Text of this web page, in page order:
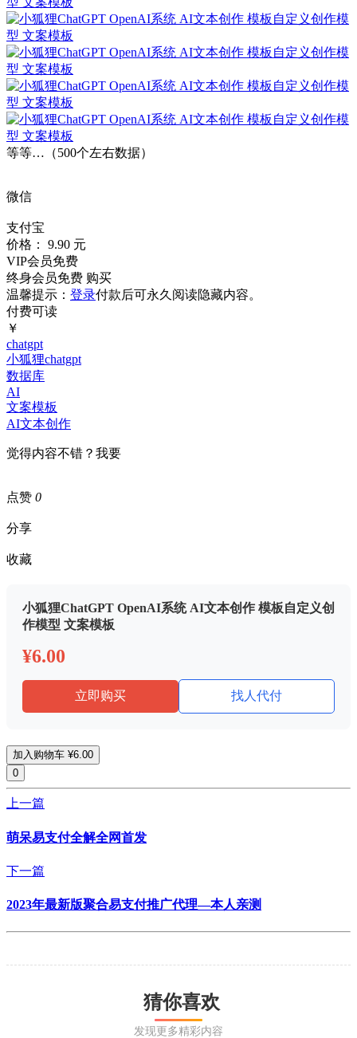
等等…（500个左右数据）
微信
支付宝
价格： 9.90 元
VIP会员免费
终身会员免费 购买
温馨提示： 登录付款后可永久阅读隐藏内容。
付费可读
￥
chatgpt
小狐狸chatgpt
数据库
AI
文案模板
AI文本创作
觉得内容不错？我要
点赞 0
分享
收藏
小狐狸ChatGPT OpenAI系统 AI文本创作 模板自定义创
作模型 文案模板
¥6.00
立即购买 找人代付
加入购物车 ¥6.00
0
上一篇
萌呆易支付全解全网首发
下一篇
2023年最新版聚合易支付推广代理—本人亲测
猜你喜欢
发现更多精彩内容